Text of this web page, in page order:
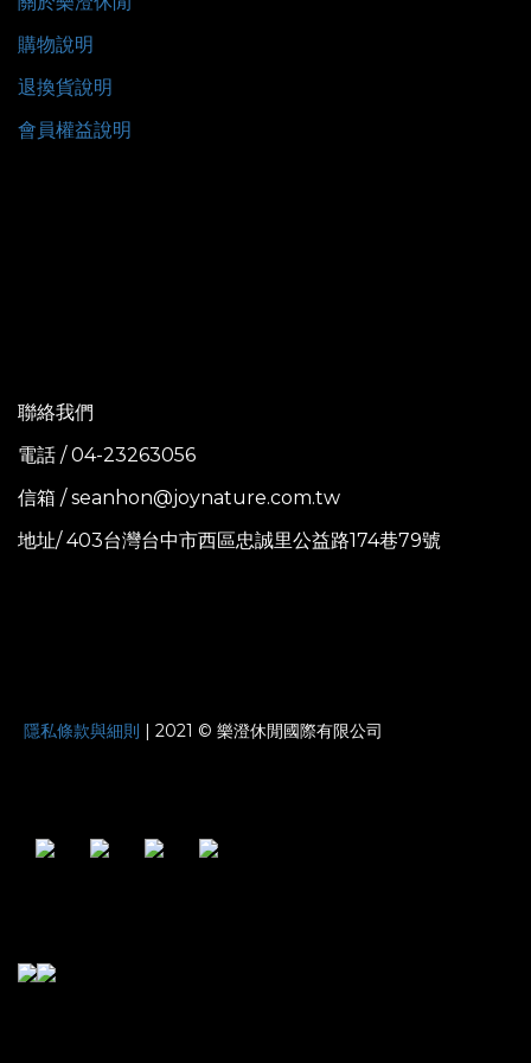
購物說明
退換貨說明
會員權益說明
聯絡我們
電話 / 04-23263056
信箱 / seanhon@joynature.com.tw
地址/ 403台灣台中市西區忠誠里公益路174巷79號
隱私條款與細則 | 2021 © 樂澄休閒國際有限公司